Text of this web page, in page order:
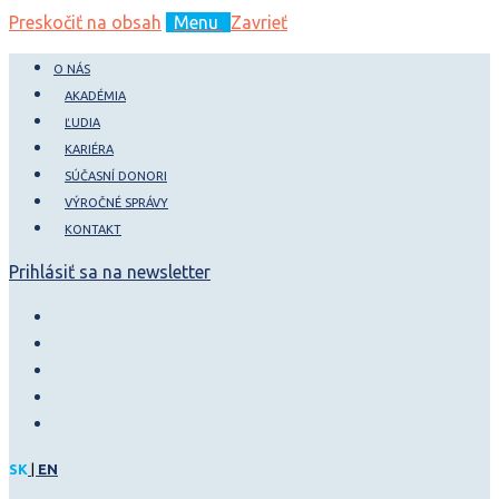
Preskočiť na obsah Menu Zavrieť
O NÁS
AKADÉMIA
ĽUDIA
KARIÉRA
SÚČASNÍ DONORI
VÝROČNÉ SPRÁVY
KONTAKT
Prihlásiť sa na newsletter
SK EN